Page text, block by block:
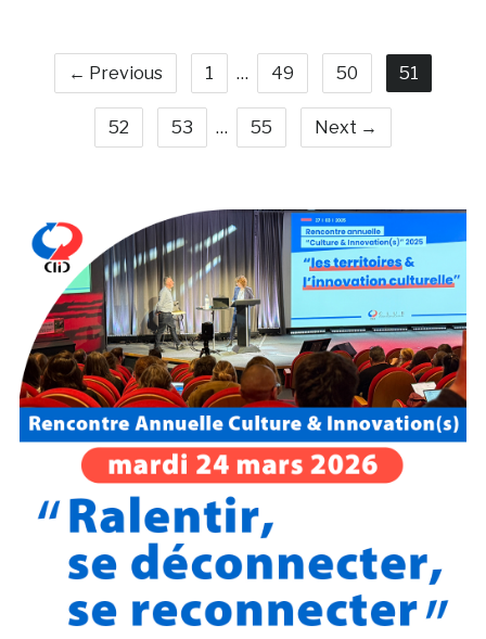
← Previous 1 … 49 50 51
52 53 … 55 Next →